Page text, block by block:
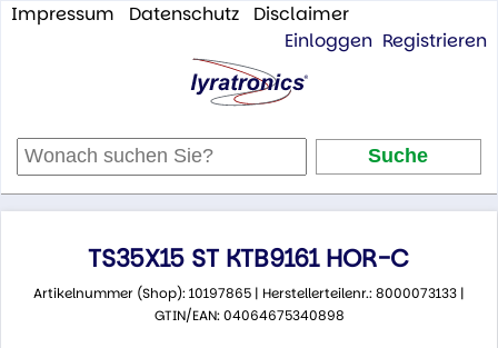
Impressum Datenschutz
Disclaimer
Einloggen Registrieren
TS35X15 ST KTB9161 HOR-C
Artikelnummer (Shop): 10197865 | Herstellerteilenr.: 8000073133 |
GTIN/EAN: 04064675340898